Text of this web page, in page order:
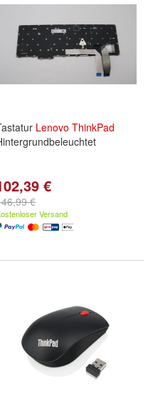
Lenovo ThinkPad
€
€
Versand